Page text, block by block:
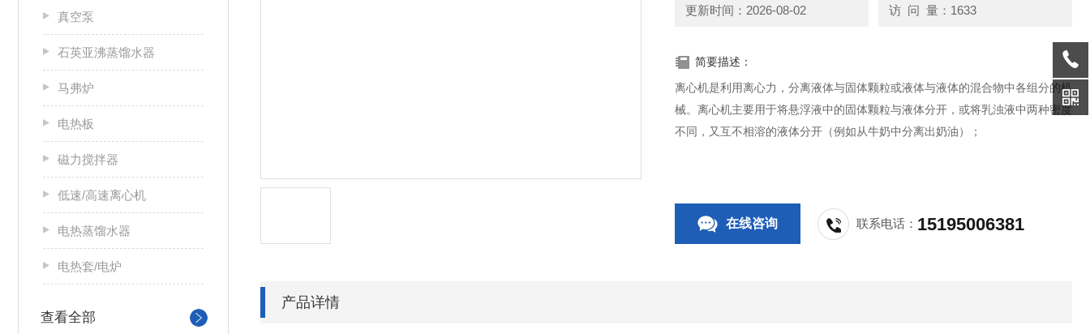
真空泵
石英亚沸蒸馏水器
马弗炉
电热板
磁力搅拌器
低速/高速离心机
电热蒸馏水器
电热套/电炉
查看全部
更新时间：2026-08-02 访 问 量：1633
简要描述：
离心机是利用离心力，分离液体与固体颗粒或液体与液体的混合物中各组分的机
械。离心机主要用于将悬浮液中的固体颗粒与液体分开，或将乳浊液中两种密度
不同，又互不相溶的液体分开（例如从牛奶中分离出奶油）；
在线咨询 联系电话： 15195006381
产品详情